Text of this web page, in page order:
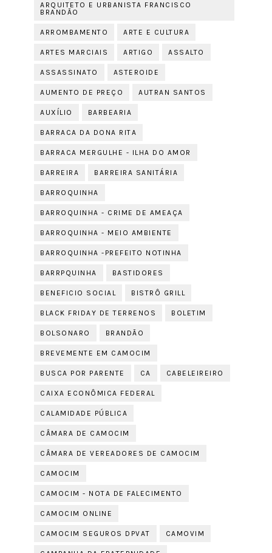
ARQUITETO E URBANISTA FRANCISCO
BRANDÃO
ARROMBAMENTO ARTE E CULTURA
ARTES MARCIAIS ARTIGO ASSALTO
ASSASSINATO ASTEROIDE
AUMENTO DE PREÇO AUTRAN SANTOS
AUXÍLIO BARBEARIA
BARRACA DA DONA RITA
BARRACA MERGULHE - ILHA DO AMOR
BARREIRA BARREIRA SANITÁRIA
BARROQUINHA
BARROQUINHA - CRIME DE AMEAÇA
BARROQUINHA - MEIO AMBIENTE
BARROQUINHA -PREFEITO NOTINHA
BARRPQUINHA BASTIDORES
BENEFICIO SOCIAL BISTRÔ GRILL
BLACK FRIDAY DE TERRENOS BOLETIM
BOLSONARO BRANDÃO
BREVEMENTE EM CAMOCIM
BUSCA POR PARENTE CA CABELEIREIRO
CAIXA ECONÔMICA FEDERAL
CALAMIDADE PÚBLICA
CÂMARA DE CAMOCIM
CÂMARA DE VEREADORES DE CAMOCIM
CAMOCIM
CAMOCIM - NOTA DE FALECIMENTO
CAMOCIM ONLINE
CAMOCIM SEGUROS DPVAT CAMOVIM